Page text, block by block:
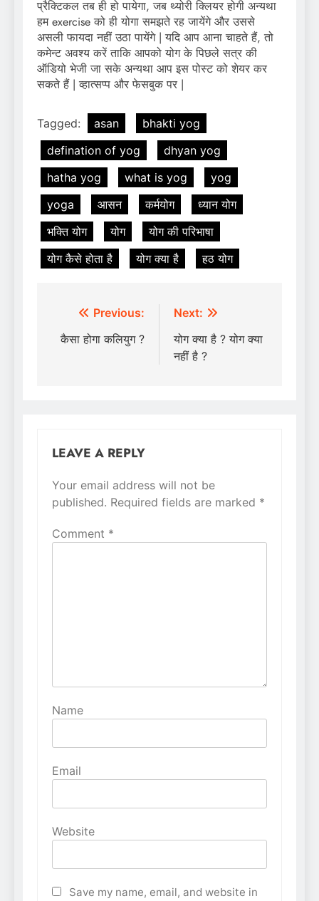
प्रैक्टिकल तब ही हो पायेगा, जब थ्योरी क्लियर होगी अन्यथा
हम exercise को ही योगा समझते रह जायेंगे और उससे
असली फायदा नहीं उठा पायेंगे | यदि आप आना चाहते हैं, तो
कमेन्ट अवश्य करें ताकि आपको योग के पिछले सत्र की
ऑडियो भेजी जा सके अन्यथा आप इस पोस्ट को शेयर कर
सकते हैं | व्हात्सप्प और फेसबुक पर |
Tagged: asan
bhakti yog
defination of yog
dhyan yog
hatha yog
what is yog
yog
yoga
आसन कर्मयोग
ध्यान योग
भक्ति योग
योग
योग की परिभाषा
योग कैसे होता है
योग क्या है हठ योग
Post
navigation
Previous:
कैसा होगा कलियुग ?
Next:
योग क्या है ? योग क्या
नहीं है ?
LEAVE A REPLY
Your email address will not be
published. Required fields are marked *
Comment *
Name
Email
Website
Save my name, email, and website in
Alternative: